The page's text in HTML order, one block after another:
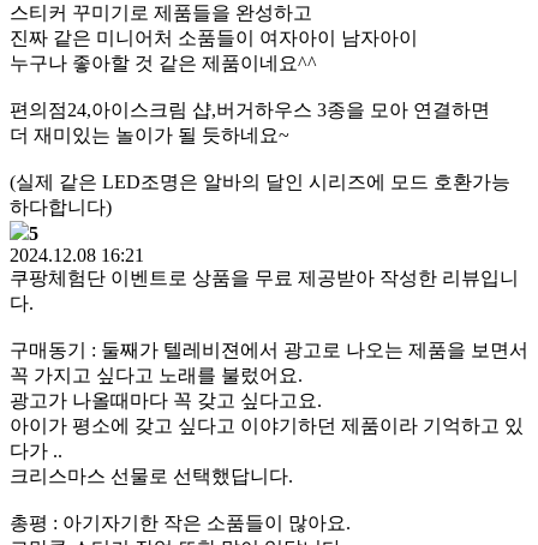
스티커 꾸미기로 제품들을 완성하고
진짜 같은 미니어처 소품들이 여자아이 남자아이
누구나 좋아할 것 같은 제품이네요^^
편의점24,아이스크림 샵,버거하우스 3종을 모아 연결하면
더 재미있는 놀이가 될 듯하네요~
(실제 같은 LED조명은 알바의 달인 시리즈에 모드 호환가능
하다합니다)
5
2024.12.08 16:21
쿠팡체험단 이벤트로 상품을 무료 제공받아 작성한 리뷰입니
다.
구매동기 : 둘째가 텔레비젼에서 광고로 나오는 제품을 보면서
꼭 가지고 싶다고 노래를 불렀어요.
광고가 나올때마다 꼭 갖고 싶다고요.
아이가 평소에 갖고 싶다고 이야기하던 제품이라 기억하고 있
다가 ..
크리스마스 선물로 선택했답니다.
총평 : 아기자기한 작은 소품들이 많아요.